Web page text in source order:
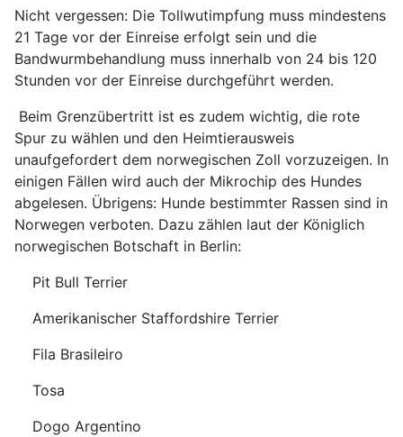
Nicht vergessen: Die Tollwutimpfung muss mindestens
21 Tage vor der Einreise erfolgt sein und die
Bandwurmbehandlung muss innerhalb von 24 bis 120
Stunden vor der Einreise durchgeführt werden.
Beim Grenzübertritt ist es zudem wichtig, die rote
Spur zu wählen und den Heimtierausweis
unaufgefordert dem norwegischen Zoll vorzuzeigen. In
einigen Fällen wird auch der Mikrochip des Hundes
abgelesen. Übrigens: Hunde bestimmter Rassen sind in
Norwegen verboten. Dazu zählen laut der Königlich
norwegischen Botschaft in Berlin:
Pit Bull Terrier
Amerikanischer Staffordshire Terrier
Fila Brasileiro
Tosa
Dogo Argentino